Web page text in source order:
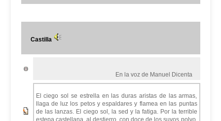
Castilla
En la voz de Manuel Dicenta
El ciego sol se estrella en las duras aristas de las armas,
llaga de luz los petos y espaldares y flamea en las puntas
de las lanzas. El ciego sol, la sed y la fatiga. Por la terrible
estepa castellana, al destierro, con doce de los suyos polvo,